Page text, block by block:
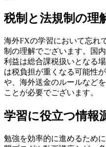
税制と法規制の理
海外FXの学習において忘れ
制の理解でございます。国
利益は総合課税扱いとなる
は税負担が重くなる可能性
や、海外送金のルールなど
ことが必要でございます。
学習に役立つ情報
勉強を効率的に進めるため